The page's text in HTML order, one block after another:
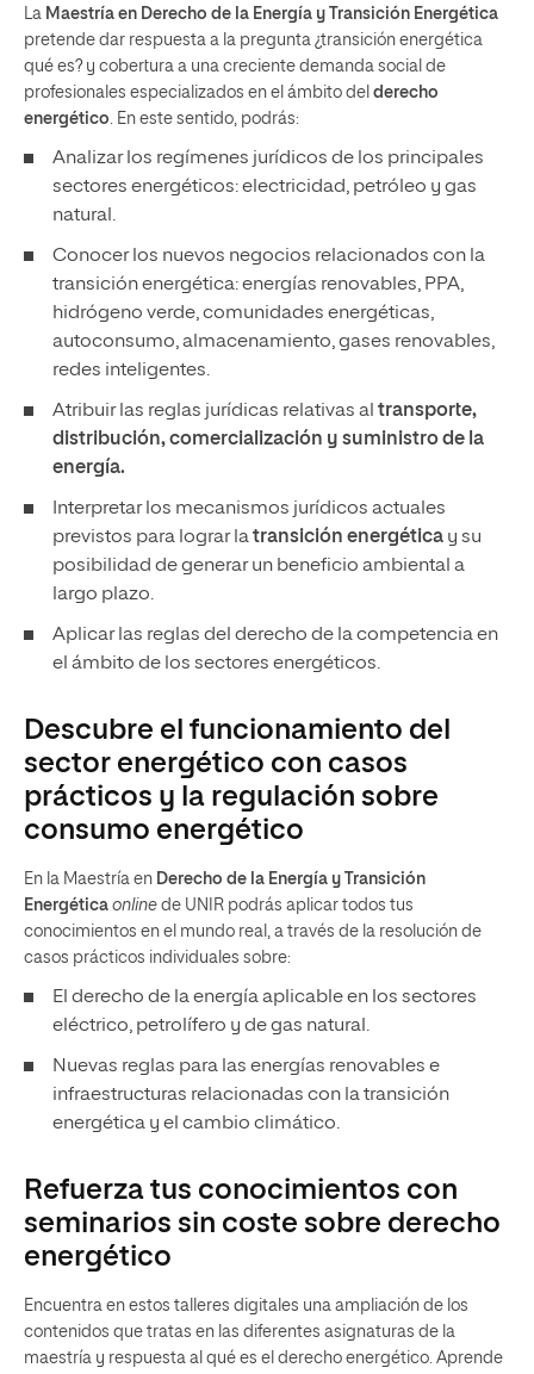
La Maestría en Derecho de la Energía y Transición Energética
pretende dar respuesta a la pregunta ¿transición energética
qué es? y cobertura a una creciente demanda social de
profesionales especializados en el ámbito del derecho
energético. En este sentido, podrás:
Analizar los regímenes jurídicos de los principales
sectores energéticos: electricidad, petróleo y gas
natural.
Conocer los nuevos negocios relacionados con la
transición energética: energías renovables, PPA,
hidrógeno verde, comunidades energéticas,
autoconsumo, almacenamiento, gases renovables,
redes inteligentes.
Atribuir las reglas jurídicas relativas al transporte,
distribución, comercialización y suministro de la
energía.
Interpretar los mecanismos jurídicos actuales
previstos para lograr latransición energética y su
posibilidad de generar un beneficio ambiental a
largo plazo.
Aplicar las reglas del derecho de la competencia en
el ámbito de los sectores energéticos.
Descubre el funcionamiento del
sector energético con casos
prácticos y la regulación sobre
consumo energético
En la Maestría en Derecho de la Energía y Transición
Energética online de UNIR podrás aplicar todos tus
conocimientos en el mundo real, a través de la resolución de
casos prácticos individuales sobre:
El derecho de la energía aplicable en los sectores
eléctrico, petrolífero y de gas natural.
Nuevas reglas para las energías renovables e
infraestructuras relacionadas con la transición
energética y el cambio climático.
Refuerza tus conocimientos con
seminarios sin coste sobre derecho
energético
Encuentra en estos talleres digitales una ampliación de los
contenidos que tratas en las diferentes asignaturas de la
maestría y respuesta al qué es el derecho energético. Aprende